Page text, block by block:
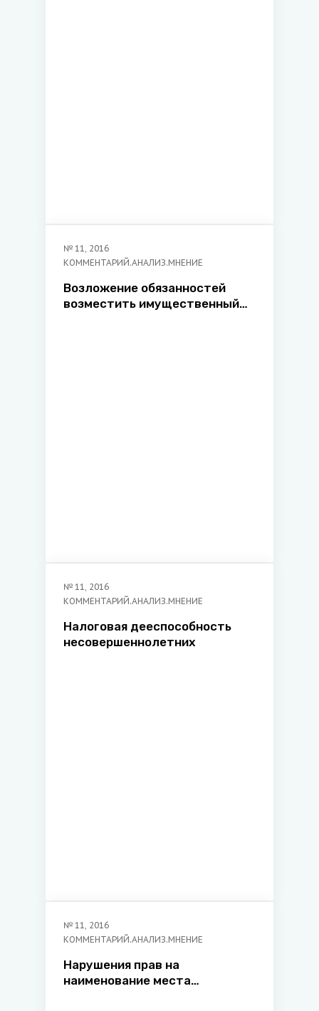
№ 11, 2016
КОММЕНТАРИЙ.АНАЛИЗ.МНЕНИЕ
Возложение обязанностей
возместить имущественный
№ 11, 2016
КОММЕНТАРИЙ.АНАЛИЗ.МНЕНИЕ
Налоговая дееспособность
несовершеннолетних
№ 11, 2016
КОММЕНТАРИЙ.АНАЛИЗ.МНЕНИЕ
Нарушения прав на
наименование места